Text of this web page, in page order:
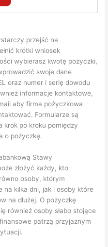
przejść na
krótki wniosek
wybierasz kwotę pożyczki,
swoje dane
oraz numer i serię dowodu
informacje kontaktowe,
aby firma pożyczkowa
Formularze są
krok po kroku pomiędzy
o pożyczkę.
Stawy
złożyć każdy, kto
osoby, którym
na kilka dni, jak i osoby które
na dłużej. O pożyczkę
również osoby słabo stojące
patrzą przyjaznym